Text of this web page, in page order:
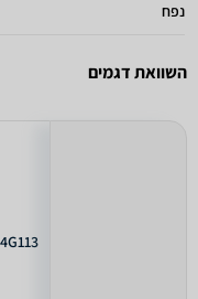
נפח
השוואת דגמים